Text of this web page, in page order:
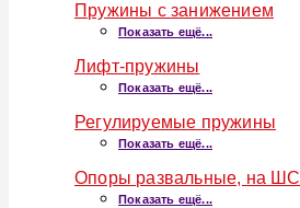
Пружины с занижением
Показать ещё...
Лифт-пружины
Показать ещё...
Регулируемые пружины
Показать ещё...
Опоры развальные, на ШС
Показать ещё...